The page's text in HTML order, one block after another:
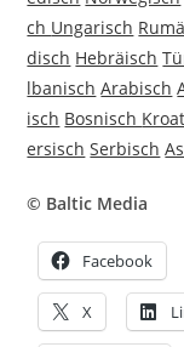
ch Ungarisch
disch Hebräisch
lbanisch Arabisch
isch Bosnisch
ersisch Serbisch
© Baltic Media
Facebook
X